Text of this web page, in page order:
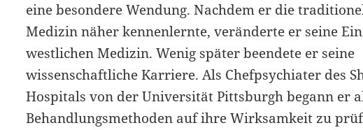
eine besondere Wendung. Nachdem er die
Medizin näher kennenlernte, veränderte er seine
westlichen Medizin. Wenig später beendete er seine
wissenschaftliche Karriere. Als Chefpsychiater des
Hospitals von der Universität Pittsburgh begann er
Behandlungsmethoden auf ihre Wirksamkeit zu